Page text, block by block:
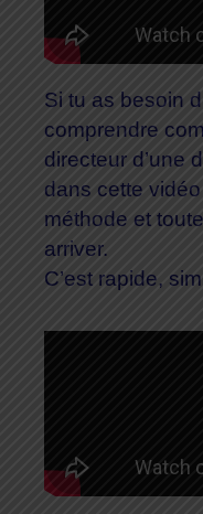
Si tu as besoin
comprendre
directeur d’une
dans cette
méthode et
arriver.
C’est rapide,